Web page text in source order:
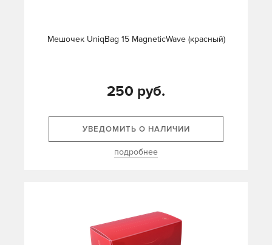
Mешочек UniqBag 15 MagneticWave (красный)
250 руб.
УВЕДОМИТЬ О НАЛИЧИИ
подробнее